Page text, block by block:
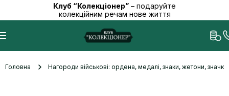
Клуб “Колекціонер” – подаруйте
колекційним речам нове життя
Головна Нагороди військові: ордена, медалі, знаки, жетони,